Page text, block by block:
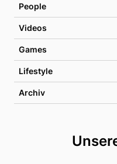
People
Videos
Games
Lifestyle
Archiv